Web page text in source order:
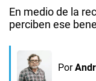
En medio de la
perciben ese
Por